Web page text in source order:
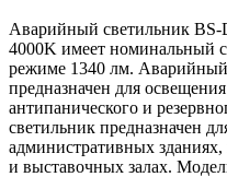
Аварийный светильник
4000K имеет номинальный
режиме 1340 лм. Аварийный
предназначен для
антипанического и
светильник предназначен
административных
и выставочных залах.